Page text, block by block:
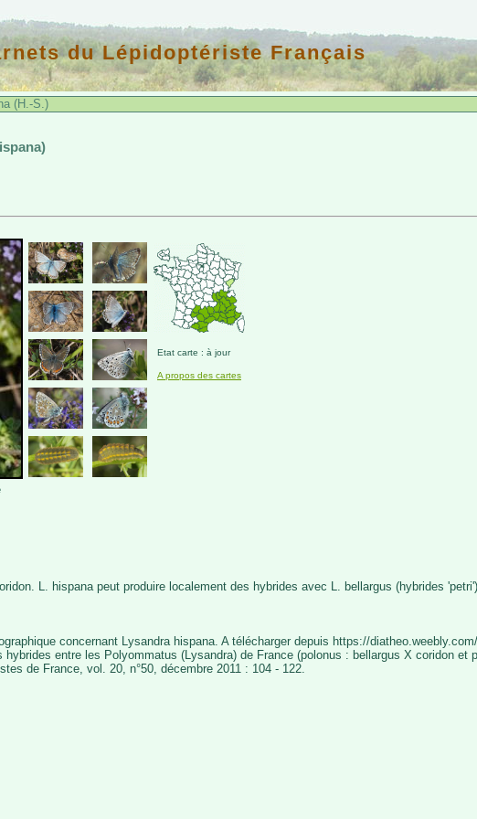
du Lépidoptériste Français
(H.-S.)
Etat carte : à jour
A propos des cartes
L. hispana peut produire localement des hybrides avec L. bellargus (hybrides
concernant Lysandra hispana. A télécharger depuis https://
hybrides entre les Polyommatus (Lysandra) de France (polonus : bellargus X coridon et
de France, vol. 20, n°50, décembre 2011 : 104 - 122.